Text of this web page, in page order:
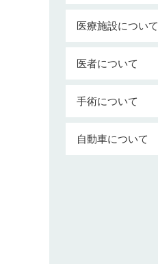
医療施設について
医者について
手術について
自動車について